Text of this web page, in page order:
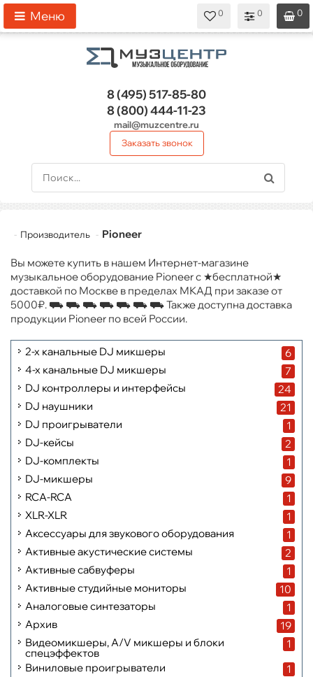
0
0
0
Меню
8 (495)517-85-80
8 (800)444-11-23
mail@muzcentre.ru
Заказать звонок
Производитель Pioneer
Вы можете купить в нашем Интернет-магазине
музыкальное оборудование Pioneer с ★бесплатной★
доставкой по Москве в пределах МКАД при заказе от
5000₽. ⛟ ⛟ ⛟ ⛟ ⛟ ⛟ ⛟ Также доступна доставка
продукции Pioneer по всей России.
2-х канальные DJ микшеры
6
4-х канальные DJ микшеры
7
DJ контроллеры и интерфейсы
24
DJ наушники
21
DJ проигрыватели
1
DJ-кейсы
2
DJ-комплекты
1
DJ-микшеры
9
RCA-RCA
1
XLR-XLR
1
Аксессуары для звукового оборудования
1
Активные акустические системы
2
Активные сабвуферы
1
Активные студийные мониторы
10
Аналоговые синтезаторы
1
Архив
19
Видеомикшеры, A/V микшеры и блоки
спецэффектов
1
Виниловые проигрыватели
1